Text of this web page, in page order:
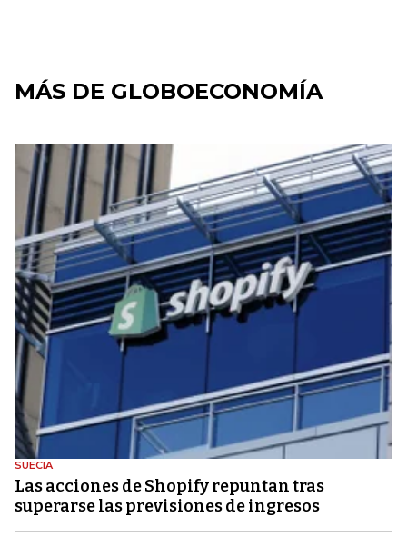
MÁS DE GLOBOECONOMÍA
SUECIA
Las acciones de Shopify repuntan tras
superarse las previsiones de ingresos